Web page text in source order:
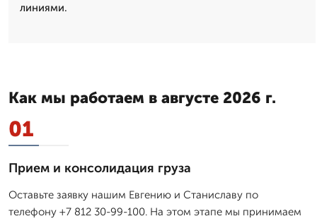
линиями.
Как мы работаем в августе 2026 г.
01
Прием и консолидация груза
Оставьте заявку нашим Евгению и Станиславу по
телефону +7 812 30-99-100. На этом этапе мы принимаем